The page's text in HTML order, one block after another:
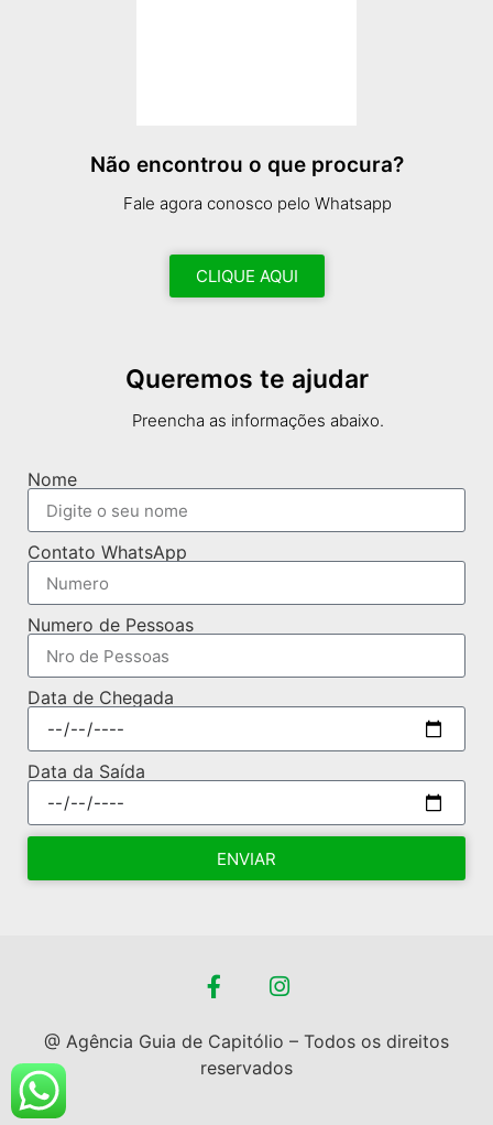
Não encontrou o que procura?
Fale agora conosco pelo Whatsapp
CLIQUE AQUI
Queremos te ajudar
Preencha as informações abaixo.
Nome
Contato WhatsApp
Numero de Pessoas
Data de Chegada
Data da Saída
ENVIAR
@ Agência Guia de Capitólio – Todos os direitos
reservados